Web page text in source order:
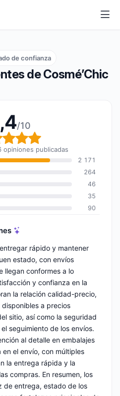
de Cosmé’Chic
de confianza
/10
global: 9,4
opiniones publicadas
2 171
264
46
35
90
rápido y mantener
estado, con envíos
llegan conformes a lo
y confianza en la
la relación calidad-precio,
a precios
sitio, así como la seguridad
seguimiento de los envíos.
al detalle en embalajes
el envío, con múltiples
la entrega rápida y la
compras. En resumen, los
de entrega, estado de los